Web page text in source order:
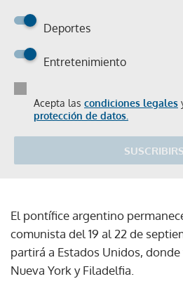
Deportes
Entretenimiento
Acepta las condiciones legales
protección de datos.
El pontífice argentino
comunista del 19 al 22 de
partirá a Estados Unidos,
Nueva York y Filadelfia.